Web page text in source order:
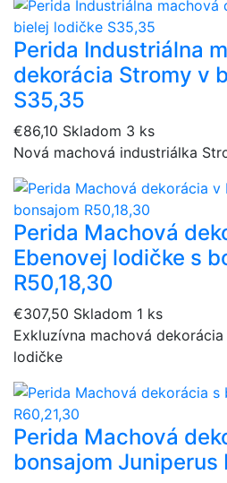
Perida Industriálna
dekorácia Stromy v
S35,35
€86,10 Skladom 3 ks
Nová machová industriálka
Perida Machová
Ebenovej lodičke s
R50,18,30
€307,50 Skladom 1 ks
Exkluzívna machová
lodičke
Perida Machová
bonsajom Juniperus